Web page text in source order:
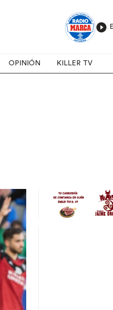
OPINIÓN KILLER TV
Image